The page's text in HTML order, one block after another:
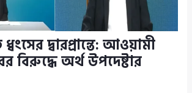
দ্বারপ্রান্তে: আওয়ামী
বিরুদ্ধে অর্থ উপদেষ্টার